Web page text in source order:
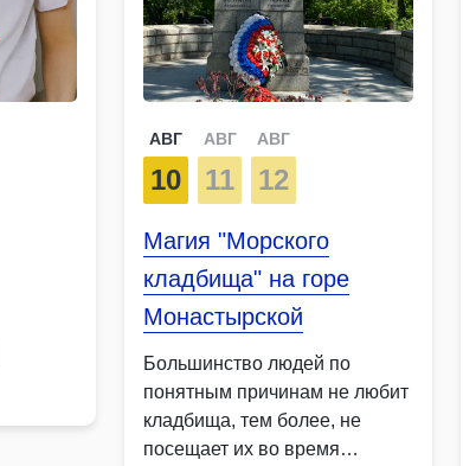
АВГ
10
АВГ
11
АВГ
12
Магия "Морского
кладбища" на горе
Монастырской
Большинство людей по
понятным причинам не любит
кладбища, тем более, не
посещает их во время